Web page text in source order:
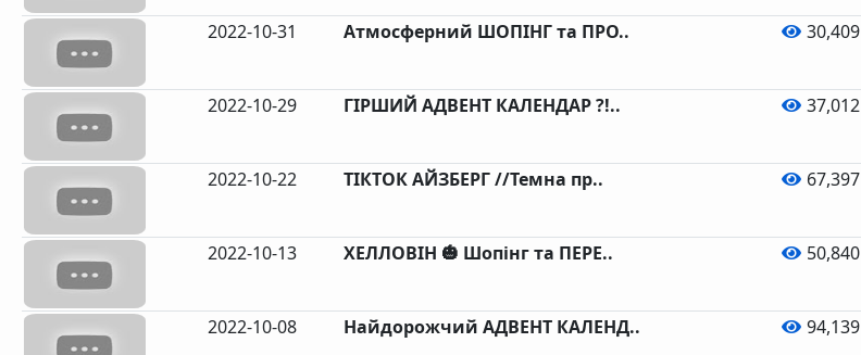
2022-10-31 Атмосферний ШОПІНГ та ПРО.. 30,409
2022-10-29 ГІРШИЙ АДВЕНТ КАЛЕНДАР ?!.. 37,012
2022-10-22 ТІКТОК АЙЗБЕРГ //Темна пр.. 67,397
2022-10-13 ХЕЛЛОВІН 🎃 Шопінг та ПЕРЕ.. 50,840
2022-10-08 Найдорожчий АДВЕНТ КАЛЕНД.. 94,139